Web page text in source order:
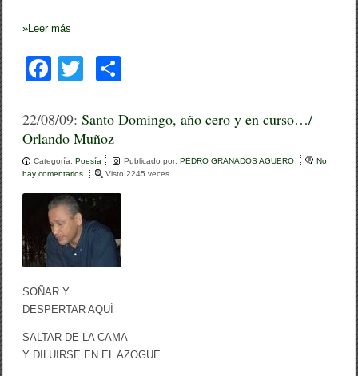
»Leer más
F
c
e
b
o
o
k
tt
er
m
p
ar
22/08/09:Santo Domingo, año cero y en curso…/
Orlando Muñoz
Categoría:Poesía Publicado por:PEDRO GRANADOS AGUERO
No
hay comentarios
S
n
n
o
,
Visto:2245 veces
SOÑAR Y
DESPERTAR AQUÍ
SALTAR DE LA CAMA
Y DILUIRSE EN EL AZOGUE